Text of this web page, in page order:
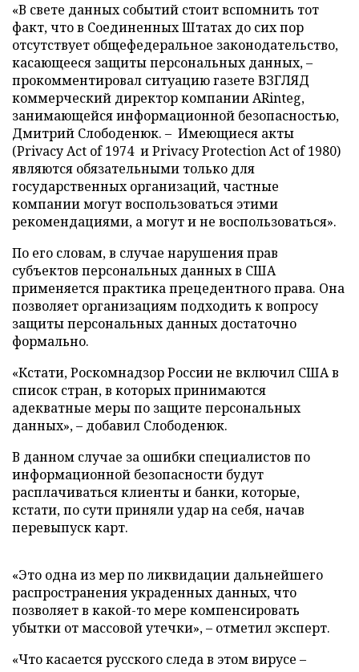
«В свете данных событий стоит вспомнить тот
факт, что в Соединенных Штатах до сих пор
отсутствует общефедеральное законодательство,
касающееся защиты персональных данных, –
прокомментировал ситуацию газете ВЗГЛЯД
коммерческий директор компании ARinteg,
занимающейся информационной безопасностью,
Дмитрий Слободенюк. – Имеющиеся акты
(Privacy Act of 1974 и Privacy Protection Act of 1980)
являются обязательными только для
государственных организаций, частные
компании могут воспользоваться этими
рекомендациями, а могут и не воспользоваться».
По его словам, в случае нарушения прав
субъектов персональных данных в США
применяется практика прецедентного права. Она
позволяет организациям подходить к вопросу
защиты персональных данных достаточно
формально.
«Кстати, Роскомнадзор России не включил США в
список стран, в которых принимаются
адекватные меры по защите персональных
данных», – добавил Слободенюк.
В данном случае за ошибки специалистов по
информационной безопасности будут
расплачиваться клиенты и банки, которые,
кстати, по сути приняли удар на себя, начав
перевыпуск карт.
«Это одна из мер по ликвидации дальнейшего
распространения украденных данных, что
позволяет в какой-то мере компенсировать
убытки от массовой утечки», – отметил эксперт.
«Что касается русского следа в этом вирусе –